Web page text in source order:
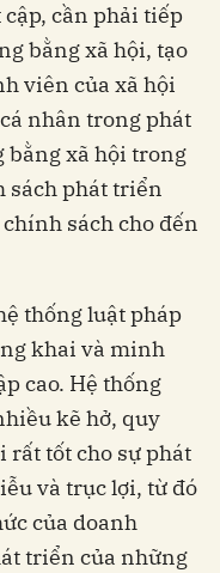
cần phải tiếp
bằng xã hội, tạo
viên của xã hội
nhân trong phát
bằng xã hội trong
sách phát triển
sách cho đến
thống luật pháp
khai và minh
cao. Hệ thống
kẽ hở, quy
rất tốt cho sự phát
và trục lợi, từ đó
của doanh
triển của những